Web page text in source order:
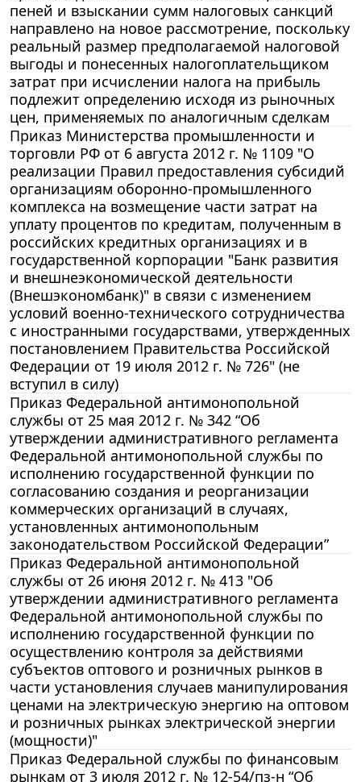
пеней и взыскании сумм налоговых санкций
направлено на новое рассмотрение, поскольку
реальный размер предполагаемой налоговой
выгоды и понесенных налогоплательщиком
затрат при исчислении налога на прибыль
подлежит определению исходя из рыночных
цен, применяемых по аналогичным сделкам
Приказ Министерства промышленности и
торговли РФ от 6 августа 2012 г. № 1109 "О
реализации Правил предоставления субсидий
организациям оборонно-промышленного
комплекса на возмещение части затрат на
уплату процентов по кредитам, полученным в
российских кредитных организациях и в
государственной корпорации "Банк развития
и внешнеэкономической деятельности
(Внешэкономбанк)" в связи с изменением
условий военно-технического сотрудничества
с иностранными государствами, утвержденных
постановлением Правительства Российской
Федерации от 19 июля 2012 г. № 726" (не
вступил в силу)
Приказ Федеральной антимонопольной
службы от 25 мая 2012 г. № 342 “Об
утверждении административного регламента
Федеральной антимонопольной службы по
исполнению государственной функции по
согласованию создания и реорганизации
коммерческих организаций в случаях,
установленных антимонопольным
законодательством Российской Федерации”
Приказ Федеральной антимонопольной
службы от 26 июня 2012 г. № 413 "Об
утверждении административного регламента
Федеральной антимонопольной службы по
исполнению государственной функции по
осуществлению контроля за действиями
субъектов оптового и розничных рынков в
части установления случаев манипулирования
ценами на электрическую энергию на оптовом
и розничных рынках электрической энергии
(мощности)"
Приказ Федеральной службы по финансовым
рынкам от 3 июля 2012 г. № 12-54/пз-н “Об